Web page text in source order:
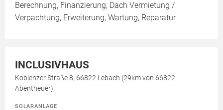
Berechnung, Finanzierung, Dach Vermietung /
Verpachtung, Erweiterung, Wartung, Reparatur
INCLUSIVHAUS
Koblenzer Straße 8, 66822 Lebach (29km von 66822
Abentheuer)
SOLARANLAGE